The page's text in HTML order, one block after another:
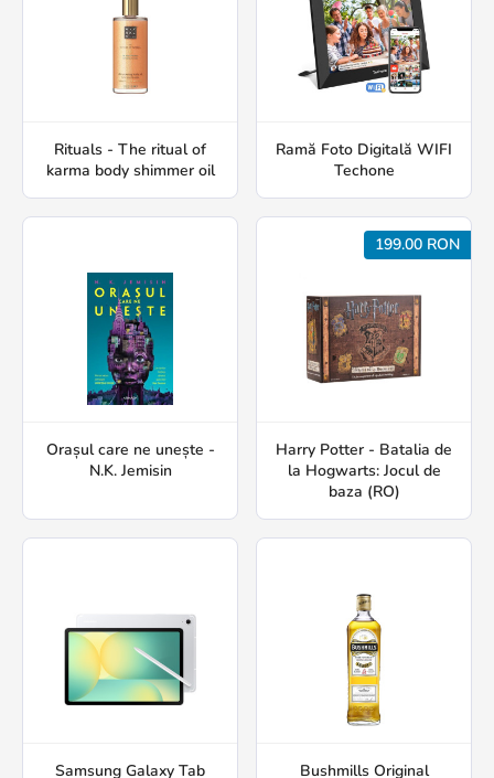
Rituals - The ritual of
karma body shimmer oil
Ramă Foto Digitală WIFI
Techone
Orașul care ne unește -
N.K. Jemisin
199.00 RON
Harry Potter - Batalia de
la Hogwarts: Jocul de
baza (RO)
Samsung Galaxy Tab Bushmills Original